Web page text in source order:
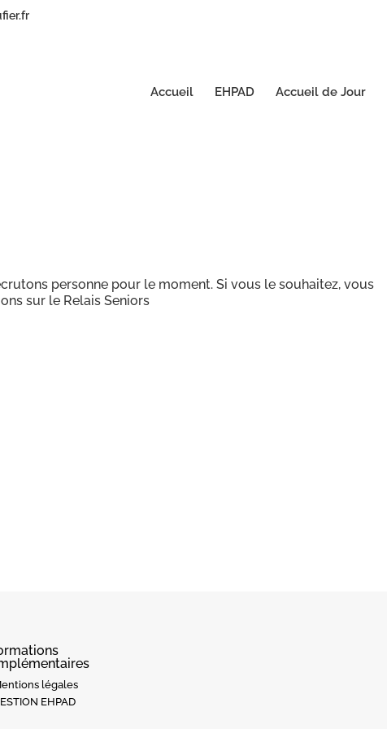
Accueil EHPAD Accueil de Jour
personne pour le moment. Si vous le souhaitez, vous
sur le Relais Seniors
légales
EHPAD